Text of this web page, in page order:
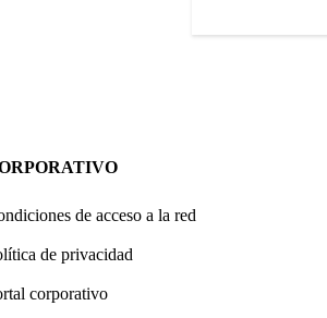
de acceso a la red
de privacidad
corporativo